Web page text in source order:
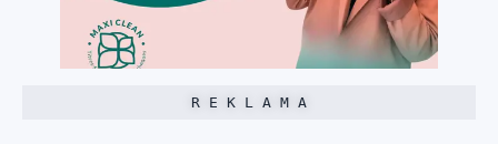
R E K L A M A